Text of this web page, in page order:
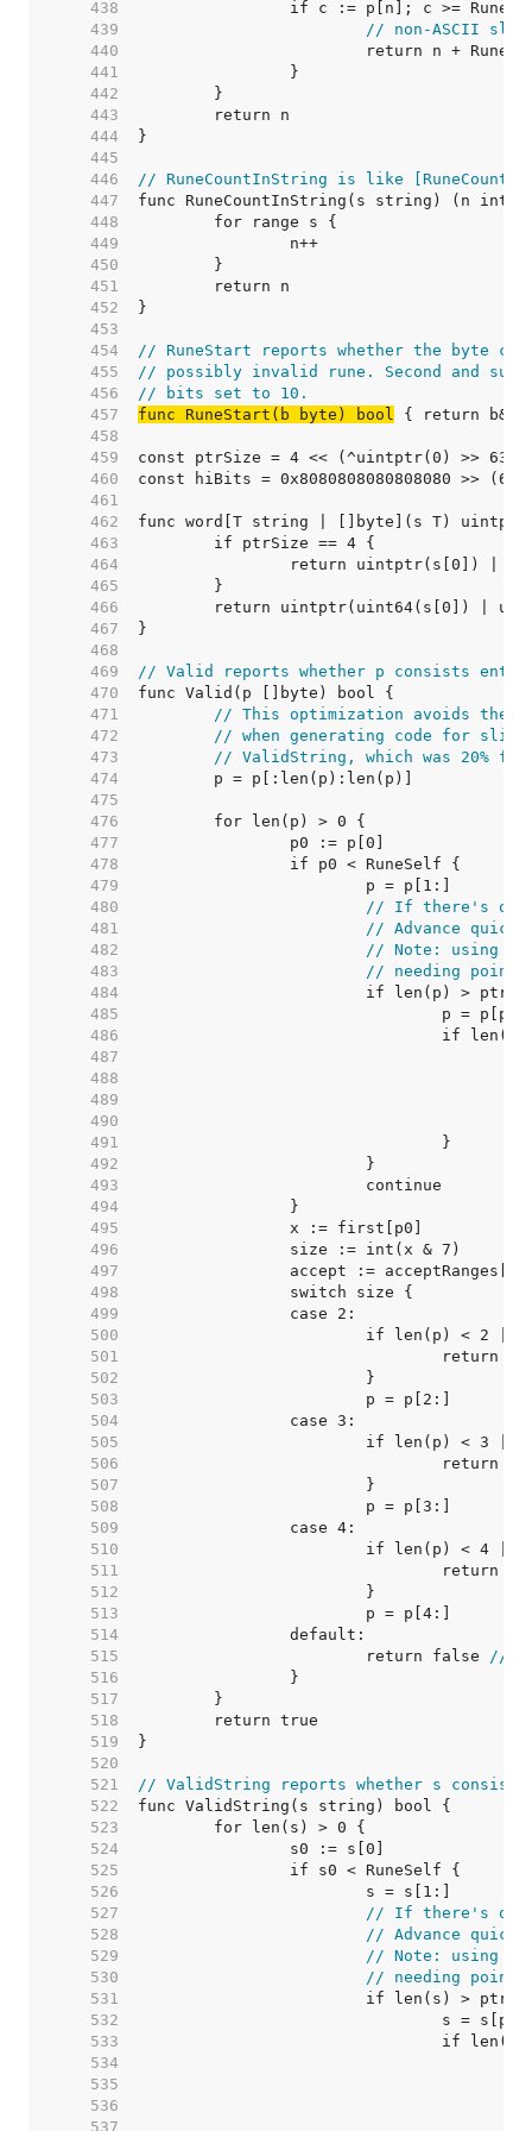
   438
   439
// non-ASCII slow
   440
   441
   442
   443
   444
   445
   446
// RuneCountInString is like
   447
   448
   449
   450
   451
   452
   453
   454
// RuneStart reports whether the byte
   455
// possibly invalid rune. Second and
   456
// bits set to 10.
   457
func RuneStart(b byte) bool
   458
   459
   460
   461
   462
   463
   464
   465
   466
   467
   468
   469
// Valid reports whether p consists
   470
   471
// This optimization avoids the
   472
// when generating code for
   473
// ValidString, which was 20%
   474
   475
   476
   477
   478
   479
   480
// If there's one
   481
// Advance
   482
// Note: using >
   483
// needing
   484
   485
   486
   487
   488
   489
   490
   491
   492
   493
   494
   495
   496
   497
   498
   499
   500
   501
   502
   503
   504
   505
   506
   507
   508
   509
   510
   511
   512
   513
   514
   515
			return false
//
   516
   517
   518
   519
   520
   521
// ValidString reports whether s
   522
   523
   524
   525
   526
   527
// If there's one
   528
// Advance
   529
// Note: using >
   530
// needing
   531
   532
   533
   534
   535
   536
   537